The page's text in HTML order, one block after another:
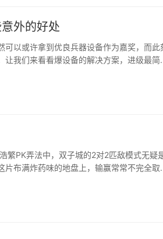
外的好处
可以或许拿到优良兵器设备作为嘉奖，而此
让我们来看看爆设备的解决方案，进级最简
弄法中，双子城的2对2匹敌模式无疑
布满炸药味的地盘上，输赢常常不完全取